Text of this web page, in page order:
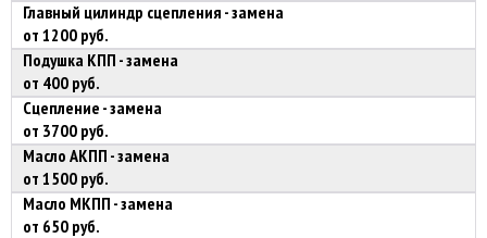
Главный цилиндр сцепления - замена
от 1200 руб.
Подушка КПП - замена
от 400 руб.
Сцепление - замена
от 3700 руб.
Масло АКПП - замена
от 1500 руб.
Масло МКПП - замена
от 650 руб.